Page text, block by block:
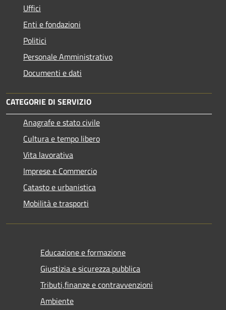
Uffici
Enti e fondazioni
Politici
Personale Amministrativo
Documenti e dati
CATEGORIE DI SERVIZIO
Anagrafe e stato civile
Cultura e tempo libero
Vita lavorativa
Imprese e Commercio
Catasto e urbanistica
Mobilità e trasporti
Educazione e formazione
Giustizia e sicurezza pubblica
Tributi,finanze e contravvenzioni
Ambiente